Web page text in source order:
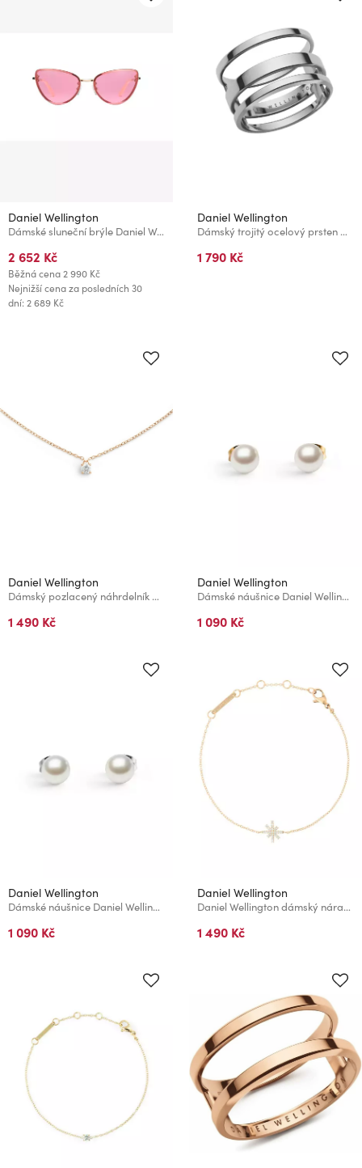
Daniel Wellington
Dámské sluneční brýle Daniel Wellington DW01100046
2 652 Kč
Běžná cena2 990 Kč
Nejnižší cena za posledních 30
dní: 2 689 Kč
Daniel Wellington
Dámský trojitý ocelový prsten Daniel Wellington Elan DW00400137
1 790 Kč
Daniel Wellington
Dámský pozlacený náhrdelník Daniel Wellington Mirelle Solitaire DW00401968
1 490 Kč
Daniel Wellington
Dámské náušnice Daniel Wellington perly Swarovski pozlacené DW00401956
1 090 Kč
Daniel Wellington
Dámské náušnice Daniel Wellington perly Swarowski DW00401954
1 090 Kč
Daniel Wellington
Daniel Wellington dámský náramek ocelový Mirelle Star DW00401624
1 490 Kč